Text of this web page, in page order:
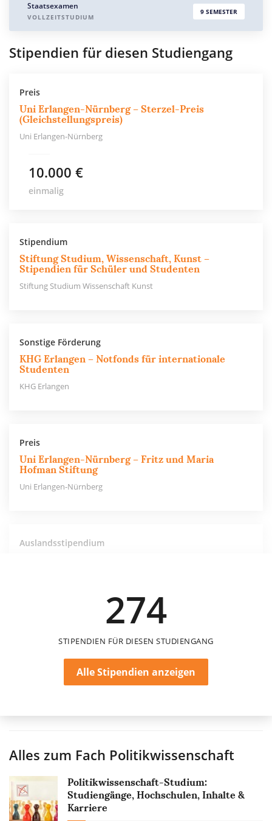
Staatsexamen
VOLLZEITSTUDIUM
9 SEMESTER
Stipendien für diesen Studiengang
Preis
Uni Erlangen-Nürnberg – Sterzel-Preis
(Gleichstellungspreis)
Uni Erlangen-Nürnberg
10.000 €
einmalig
Stipendium
Stiftung Studium, Wissenschaft, Kunst –
Stipendien für Schüler und Studenten
Stiftung Studium Wissenschaft Kunst
Sonstige Förderung
KHG Erlangen – Notfonds für internationale
Studenten
KHG Erlangen
Preis
Uni Erlangen-Nürnberg – Fritz und Maria
Hofman Stiftung
Uni Erlangen-Nürnberg
Auslandsstipendium
274
STIPENDIEN FÜR DIESEN STUDIENGANG
Alle Stipendien anzeigen
Alles zum Fach Politikwissenschaft
Politikwissenschaft-Studium:
Studiengänge, Hochschulen, Inhalte &
Karriere